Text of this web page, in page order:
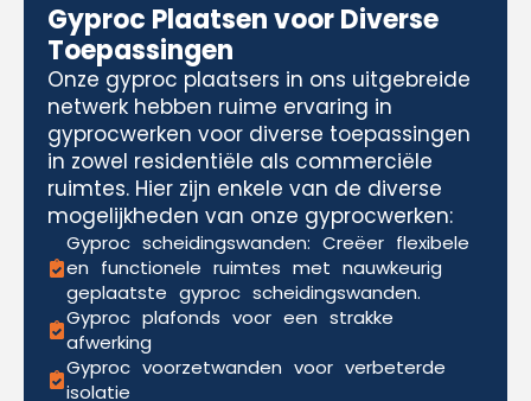
Gyproc Plaatsen voor Diverse
Toepassingen
Onze gyproc plaatsers in ons uitgebreide
netwerk hebben ruime ervaring in
gyprocwerken voor diverse toepassingen
in zowel residentiële als commerciële
ruimtes. Hier zijn enkele van de diverse
mogelijkheden van onze gyprocwerken:
Gyproc scheidingswanden: Creëer flexibele
en functionele ruimtes met nauwkeurig
geplaatste gyproc scheidingswanden.
Gyproc plafonds voor een strakke
afwerking
Gyproc voorzetwanden voor verbeterde
isolatie